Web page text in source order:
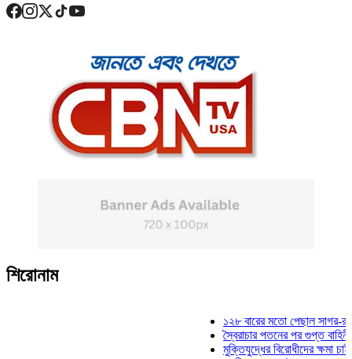
শিরোনাম
১২৮ বারের মতো পেছাল সাগর-রুনি
স্বৈরাচার পতনের পর গুপ্ত বাহিনীর
মুক্তিযুদ্ধের বিরোধীদের ক্ষমা চাইতে